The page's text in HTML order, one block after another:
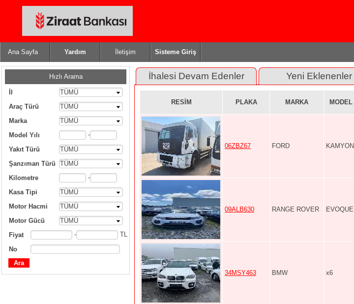
Ana Sayfa Yardım İletişim Sisteme Giriş
Hızlı Arama
TÜMÜ
Araç Türü
TÜMÜ
Marka
TÜMÜ
Model Yılı
-
Yakıt Türü
TÜMÜ
Şanzıman Türü
TÜMÜ
Kilometre
-
Kasa Tipi
TÜMÜ
Motor Hacmi
TÜMÜ
Motor Gücü
TÜMÜ
Fiyat
- TL
No
İhalesi Devam Edenler Yeni Eklenenler
RESİM PLAKA MARKA MODEL
06ZBZ67 FORD KAMYON
09ALB630 RANGE ROVER EVOQUE
34MSY463 BMW x6